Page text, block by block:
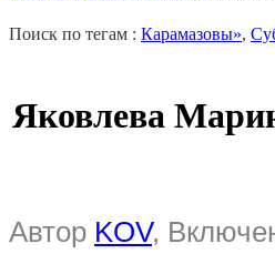
Поиск по тегам : Карамазовы»,
Яковлева
Автор KOV,